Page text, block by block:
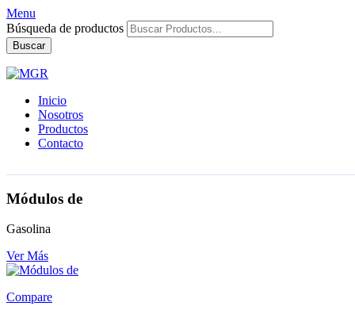
Menu
Búsqueda de productos
Buscar
Inicio
Nosotros
Productos
Contacto
Módulos de
Gasolina
Ver Más
Compare